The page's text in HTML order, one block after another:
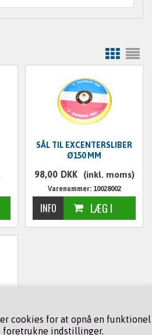
cookies for at opnå en funktionel
foretrukne indstillinger.
SÅL TIL EXCENTERSLIBER
Ø150 MM
98,00 DKK (inkl. moms)
Varenummer: 10028002